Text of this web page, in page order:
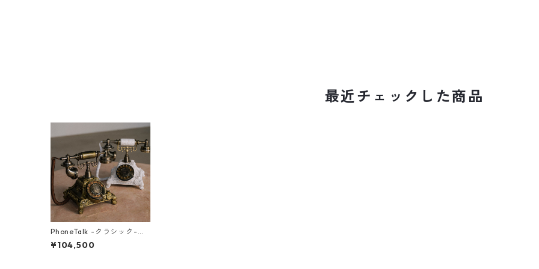
最近チェックした商品
PhoneTalk -クラシック-
【レンタル / 往復送料・保
証金￥11,000 込】
¥104,500